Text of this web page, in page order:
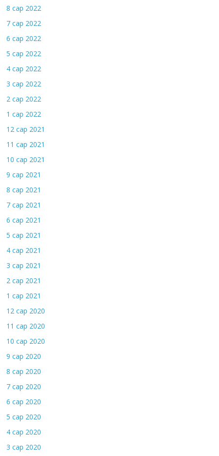
8 сар 2022
7 сар 2022
6 сар 2022
5 сар 2022
4 сар 2022
3 сар 2022
2 сар 2022
1 сар 2022
12 сар 2021
11 сар 2021
10 сар 2021
9 сар 2021
8 сар 2021
7 сар 2021
6 сар 2021
5 сар 2021
4 сар 2021
3 сар 2021
2 сар 2021
1 сар 2021
12 сар 2020
11 сар 2020
10 сар 2020
9 сар 2020
8 сар 2020
7 сар 2020
6 сар 2020
5 сар 2020
4 сар 2020
3 сар 2020